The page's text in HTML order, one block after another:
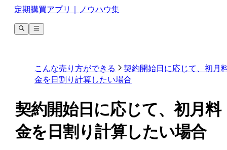
定期購買アプリ｜ノウハウ集
こんな売り方ができる
契約開始日に応じて、初月
金を日割り計算したい場合
契約開始日に応じて、初月料
金を日割り計算したい場合